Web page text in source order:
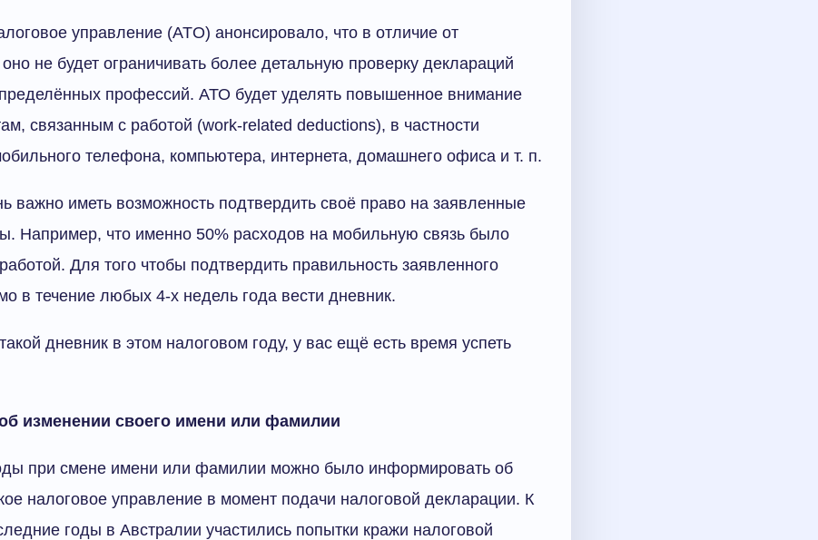
управление (ATO) анонсировало, что в отличие от
не будет ограничивать более детальную проверку деклараций
профессий. АТО будет уделять повышенное внимание
связанным с работой (work-related deductions), в частности
телефона, компьютера, интернета, домашнего офиса и т. п.
важно иметь возможность подтвердить своё право на заявленные
Например, что именно 50% расходов на мобильную связь было
Для того чтобы подтвердить правильность заявленного
в течение любых 4-х недель года вести дневник.
дневник в этом налоговом году, у вас ещё есть время успеть
изменении своего имени или фамилии
при смене имени или фамилии можно было информировать об
налоговое управление в момент подачи налоговой декларации. К
годы в Австралии участились попытки кражи налоговой